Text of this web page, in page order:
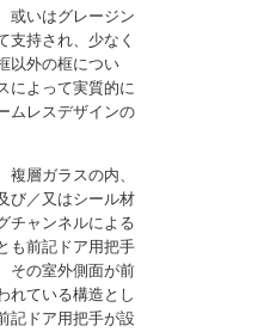
或いはグレージン
支持され、少なく
以外の框につい
によって実質的に
ムレスデザインの
層ガラスの内、
び／又はシール材
チャンネルによる
も前記ドア用把手
その室外側面が前
れている構造とし
記ドア用把手が設